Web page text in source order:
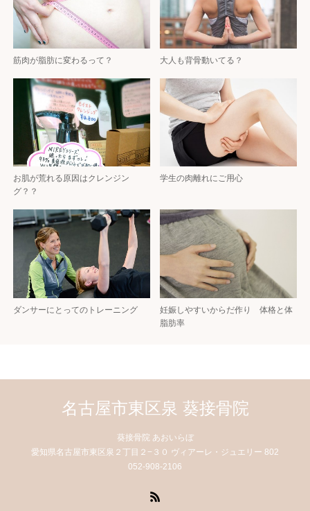
筋肉が脂肪に変わるって？ 大人も背骨動いてる？
お肌が荒れる原因はクレンジン
グ？？
学生の肉離れにご用心
ダンサーにとってのトレーニング
妊娠しやすいからだ作り 体格と体
脂肪率
名古屋市東区泉 葵接骨院
葵接骨院 あおいらぼ
愛知県名古屋市東区泉２丁目２−３０ ヴィアーレ・ジュエリー 802
052-908-2106